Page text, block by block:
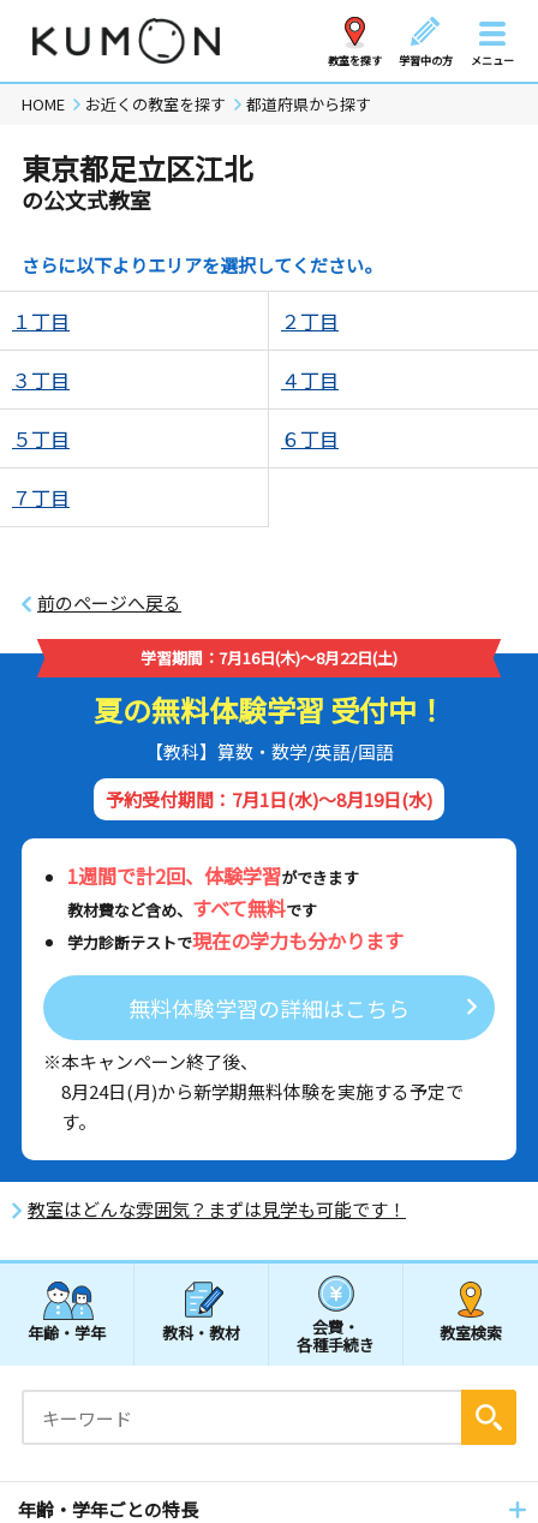
教室を探す 学習中の方 メニュー
HOME お近くの教室を探す 都道府県から探す
東京都足立区江北
の公文式教室
さらに以下よりエリアを選択してください。
１丁目 ２丁目
３丁目 ４丁目
５丁目 ６丁目
７丁目
前のページへ戻る
学習期間：7月16日(木)～8月22日(土)
夏の無料体験学習 受付中！
【教科】算数・数学/英語/国語
予約受付期間：7月1日(水)～8月19日(水)
1週間で計2回、体験学習ができます
教材費など含め、 すべて無料です
学力診断テストで現在の学力も分かります
無料体験学習の詳細はこちら
※本キャンペーン終了後、
8月24日(月)から新学期無料体験を実施する予定で
す。
教室はどんな雰囲気？まずは見学も可能です！
年齢・学年 教科・教材 会費・
各種手続き
教室検索
年齢・学年ごとの特長